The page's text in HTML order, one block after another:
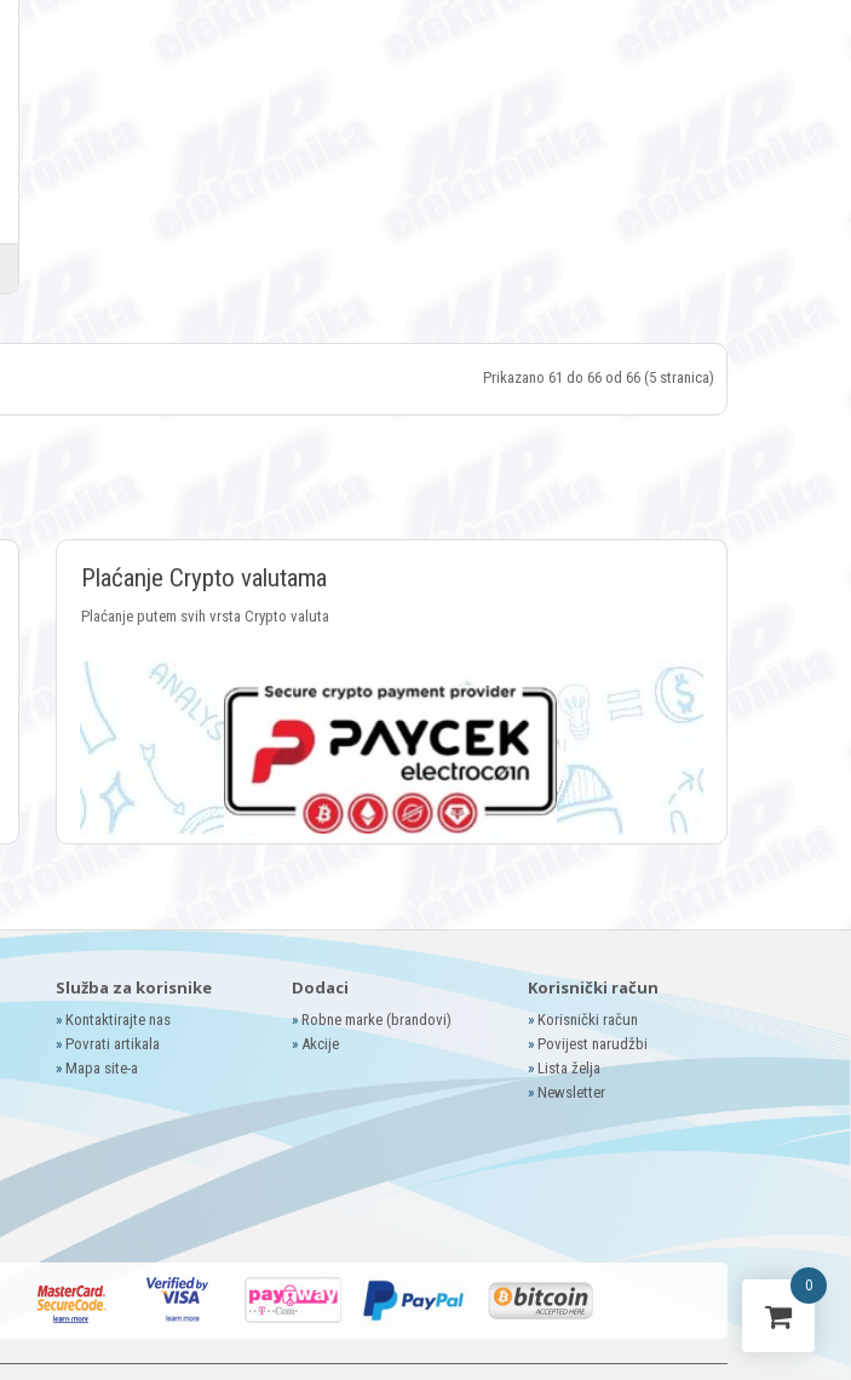
Prikazano 61 do 66 od 66 (5 stranica)
Plaćanje Crypto valutama
Plaćanje putem svih vrsta Crypto valuta
Služba za korisnike
» Kontaktirajte nas
» Povrati artikala
» Mapa site-a
Dodaci
»Robne marke (brandovi)
» Akcije
Korisnički račun
» Korisnički račun
» Povijest narudžbi
» Lista želja
» Newsletter
0